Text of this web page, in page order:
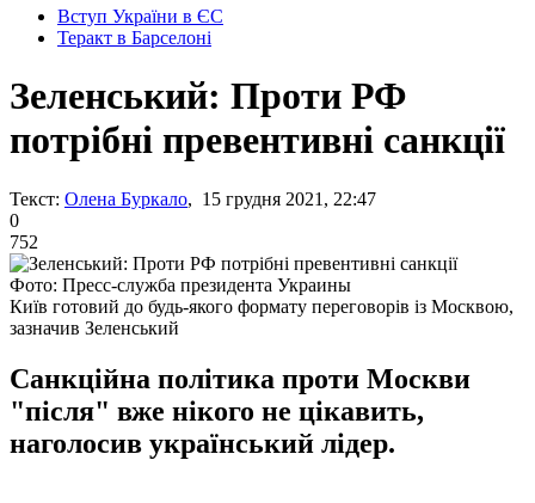
Вступ України в ЄС
Теракт в Барселоні
Зеленський: Проти РФ
потрібні превентивні санкції
Текст: Олена Буркало, 15 грудня 2021, 22:47
0
752
Фото: Пресс-служба президента Украины
Київ готовий до будь-якого формату переговорів із Москвою,
зазначив Зеленський
Санкційна політика проти Москви
"після" вже нікого не цікавить,
наголосив український лідер.